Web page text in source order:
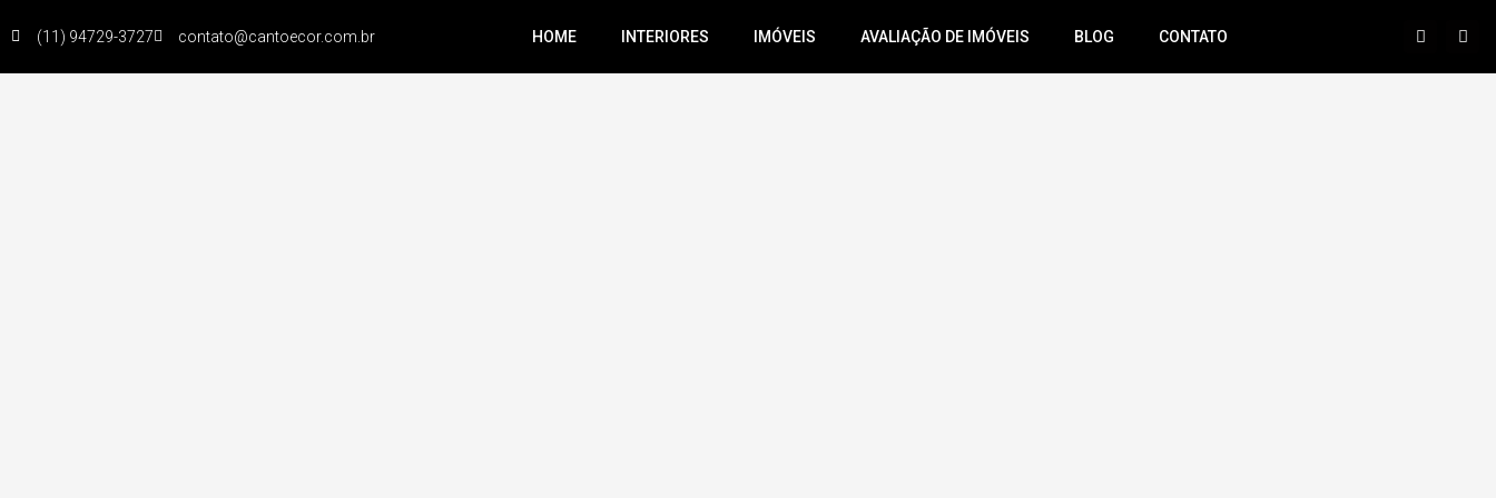
(11) 94729-3727 contato@cantoecor.com.br HOME INTERIORES IMÓVEIS AVALIAÇÃO DE IMÓVEIS BLOG CONTATO